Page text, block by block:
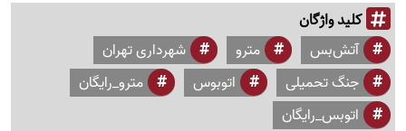
کلید واژگان
آتش‌بس مترو
شهرداری تهران
جنگ تحمیلی
اتوبوس
مترو_رایگان
اتوبس_رایگان